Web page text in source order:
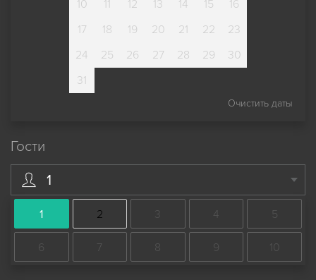
10
11 12 13 14 15
16
17
18 19 20 21 22
23
24
25 26 27 28 29
30
31
Очистить даты
Гости
1
1 2 3 4 5
6 7 8 9 10